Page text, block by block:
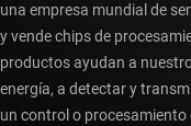
una empresa mundial de
y vende chips de
productos ayudan a
energía, a detectar y
un control o